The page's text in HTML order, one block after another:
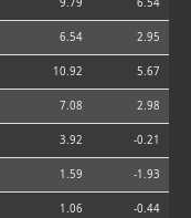
9.79 6.54
6.54 2.95
10.92 5.67
7.08 2.98
3.92 -0.21
1.59 -1.93
1.06 -0.44